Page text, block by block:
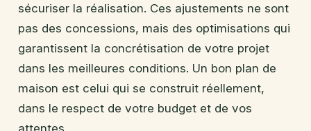
sécuriser la réalisation. Ces ajustements ne sont
pas des concessions, mais des optimisations qui
garantissent la concrétisation de votre projet
dans les meilleures conditions. Un bon plan de
maison est celui qui se construit réellement,
dans le respect de votre budget et de vos
attentes.